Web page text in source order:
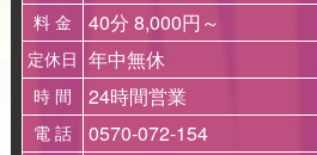
料 金 40分 8,000円～
定休日 年中無休
時 間 24時間営業
電 話 0570-072-154